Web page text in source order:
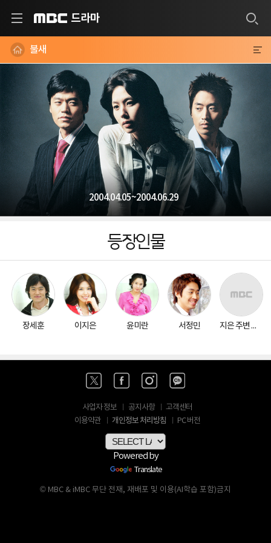
드라마
불새
2004.04.05~2004.06.29
등장인물
장세훈 이지은 윤미란 서정민 지은 주변 인물
사업자 정보 공지사항
고객센터
이용약관
개인정보 처리방침 PC 버전
Powered by
Translate
© MBC & iMBC 무단 전재, 재배포 및 이용(AI학습 포함)금지